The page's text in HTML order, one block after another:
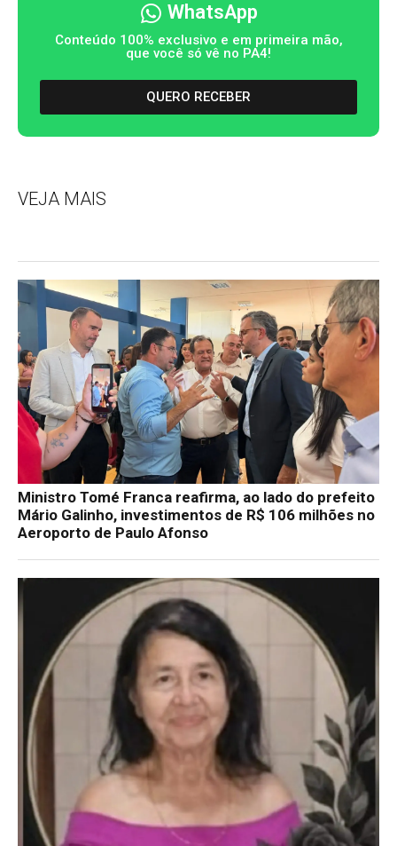
WhatsApp
Conteúdo 100% exclusivo e em primeira mão,
que você só vê no PA4!
QUERO RECEBER
VEJA MAIS
Ministro Tomé Franca reafirma, ao lado do prefeito
Mário Galinho, investimentos de R$ 106 milhões no
Aeroporto de Paulo Afonso